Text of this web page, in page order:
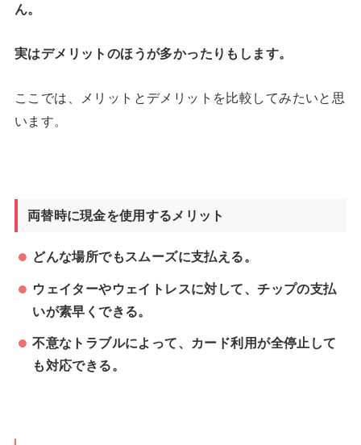
ん。
実はデメリットのほうが多かったりもします。
ここでは、メリットとデメリットを比較してみたいと思
います。
両替時に現金を使用するメリット
どんな場所でもスムーズに支払える。
ウェイターやウェイトレスに対して、チップの支払
いが素早くできる。
不意なトラブルによって、カード利用が全停止して
も対応できる。